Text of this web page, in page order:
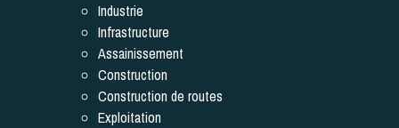
Industrie
Infrastructure
Assainissement
Construction
Construction de routes
Exploitation